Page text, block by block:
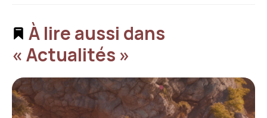
À lire aussi dans
« Actualités »